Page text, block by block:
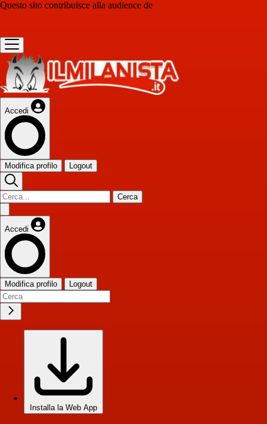
Questo sito contribuisce alla audience de
Accedi
Modifica profilo Logout
Cerca
Accedi
Modifica profilo Logout
Installa la Web App